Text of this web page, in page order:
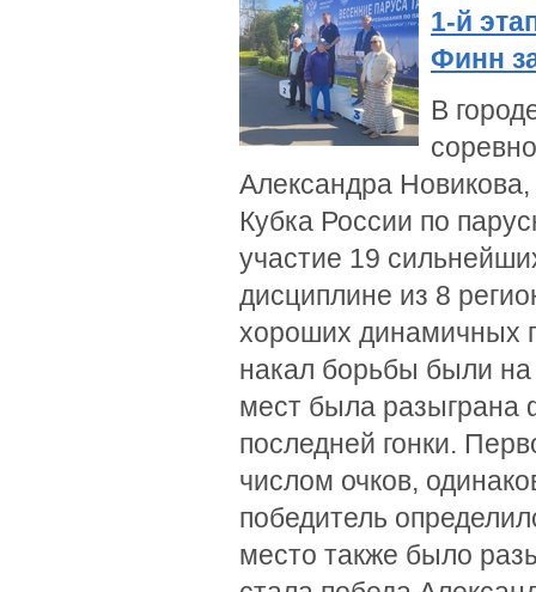
1-й
Финн
В
Александра
Кубка России по
участие 19
дисциплине из 8
хороших динамичных
накал борьбы были на
мест была разыграна
последней гонки.
числом очков,
победитель
место также было